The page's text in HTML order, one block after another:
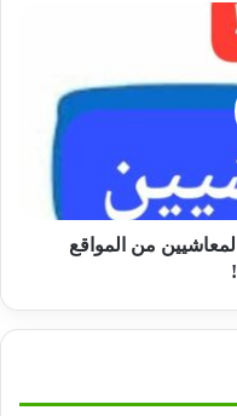
من المواقع